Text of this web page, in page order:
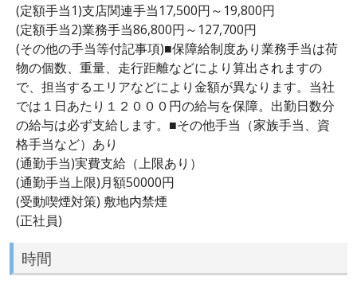
(定額手当1)支店関連手当17,500円～19,800円
(定額手当2)業務手当86,800円～127,700円
(その他の手当等付記事項)■保障給制度あり業務手当は荷
物の個数、重量、走行距離などにより算出されますの
で、担当するエリアなどにより金額が異なります。当社
では１日あたり１２０００円の給与を保障。出勤日数分
の給与は必ず支給します。■その他手当（家族手当、資
格手当など）あり
(通勤手当)実費支給（上限あり）
(通勤手当上限)月額50000円
(受動喫煙対策) 敷地内禁煙
(正社員)
時間